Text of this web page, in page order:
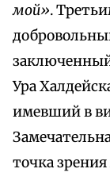
мой».
Ура
имевший в
точка